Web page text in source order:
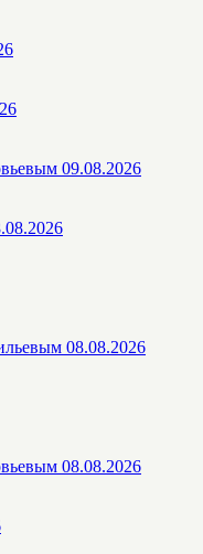
09.08.2026
08.08.2026
08.08.2026